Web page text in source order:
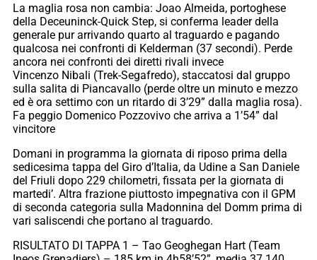
La maglia rosa non cambia: Joao Almeida, portoghese
della Deceuninck-Quick Step, si conferma leader della
generale pur arrivando quarto al traguardo e pagando
qualcosa nei confronti di Kelderman (37 secondi). Perde
ancora nei confronti dei diretti rivali invece
Vincenzo Nibali (Trek-Segafredo), staccatosi dal gruppo
sulla salita di Piancavallo (perde oltre un minuto e mezzo
ed è ora settimo con un ritardo di 3’29” dalla maglia rosa).
Fa peggio Domenico Pozzovivo che arriva a 1’54” dal
vincitore
Domani in programma la giornata di riposo prima della
sedicesima tappa del Giro d’Italia, da Udine a San Daniele
del Friuli dopo 229 chilometri, fissata per la giornata di
martedi’. Altra frazione piuttosto impegnativa con il GPM
di seconda categoria sulla Madonnina del Domm prima di
vari saliscendi che portano al traguardo.
RISULTATO DI TAPPA 1 – Tao Geoghegan Hart (Team